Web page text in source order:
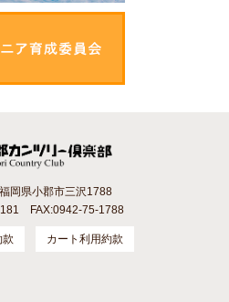
岡県小郡市三沢1788
FAX:0942-75-1788
款 カート利用約款